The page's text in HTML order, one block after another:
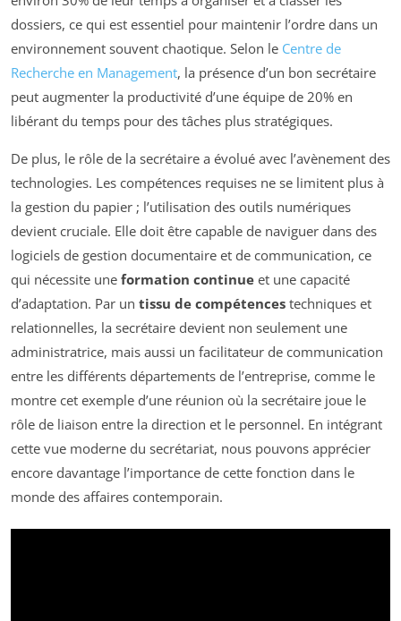
dossiers, ce qui est essentiel pour maintenir l’ordre dans un
environnement souvent chaotique. Selon le Centre de
Recherche en Management, la présence d’un bon secrétaire
peut augmenter la productivité d’une équipe de 20% en
libérant du temps pour des tâches plus stratégiques.
De plus, le rôle de la secrétaire a évolué avec l’avènement des
technologies. Les compétences requises ne se limitent plus à
la gestion du papier ; l’utilisation des outils numériques
devient cruciale. Elle doit être capable de naviguer dans des
logiciels de gestion documentaire et de communication, ce
qui nécessite une formation continue et une capacité
d’adaptation. Par un tissu de compétences techniques et
relationnelles, la secrétaire devient non seulement une
administratrice, mais aussi un facilitateur de communication
entre les différents départements de l’entreprise, comme le
montre cet exemple d’une réunion où la secrétaire joue le
rôle de liaison entre la direction et le personnel. En intégrant
cette vue moderne du secrétariat, nous pouvons apprécier
encore davantage l’importance de cette fonction dans le
monde des affaires contemporain.